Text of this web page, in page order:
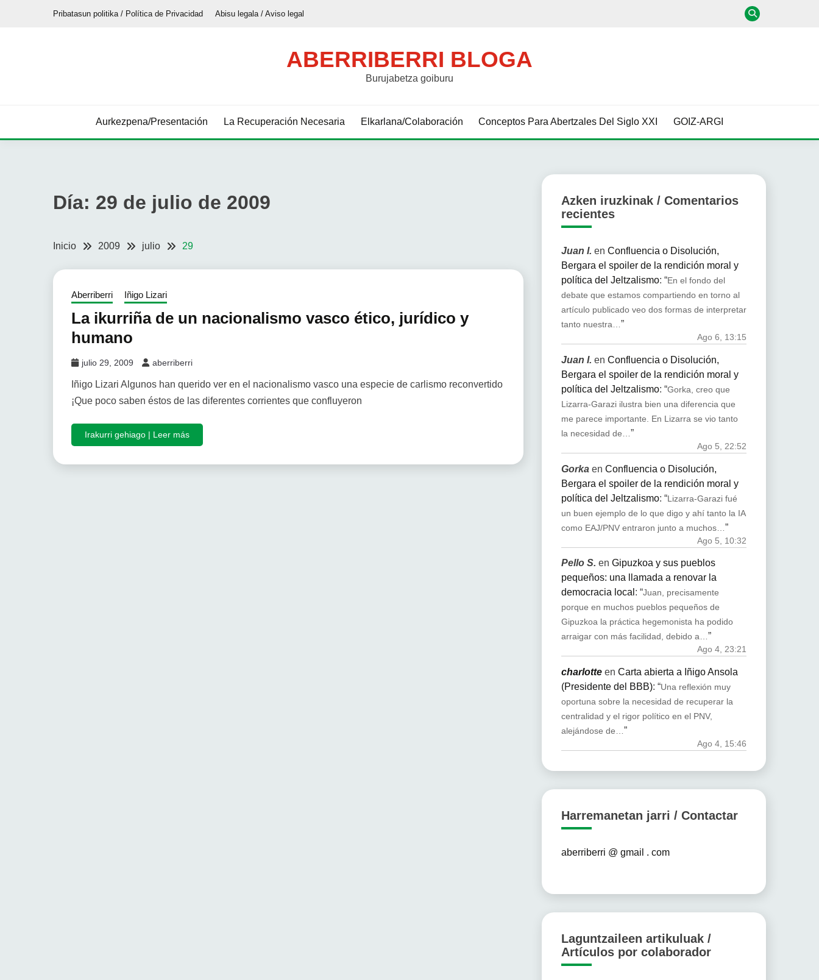
Pribatasun politika / Política de Privacidad Abisu legala / Aviso legal
ABERRIBERRI BLOGA
Burujabetza goiburu
Aurkezpena/Presentación La Recuperación Necesaria Elkarlana/Colaboración Conceptos Para Abertzales Del Siglo XXI GOIZ-ARGI
Día: 29 de julio de 2009
Inicio 2009 julio 29
Aberriberri Iñigo Lizari
La ikurriña de un nacionalismo vasco ético, jurídico y
humano
julio 29, 2009 aberriberri
Iñigo Lizari Algunos han querido ver en el nacionalismo vasco una especie de carlismo reconvertido
¡Que poco saben éstos de las diferentes corrientes que confluyeron
Irakurri gehiago | Leer más
Azken iruzkinak / Comentarios
recientes
Juan I. en Confluencia o Disolución,
Bergara el spoiler de la rendición moral y
política del Jeltzalismo: “En el fondo del
debate que estamos compartiendo en torno al
artículo publicado veo dos formas de interpretar
tanto nuestra…”
Ago 6, 13:15
Juan I. en Confluencia o Disolución,
Bergara el spoiler de la rendición moral y
política del Jeltzalismo: “Gorka, creo que
Lizarra-Garazi ilustra bien una diferencia que
me parece importante. En Lizarra se vio tanto
la necesidad de… ”
Ago 5, 22:52
Gorkaen Confluencia o Disolución,
Bergara el spoiler de la rendición moral y
política del Jeltzalismo: “Lizarra-Garazi fué
un buen ejemplo de lo que digo y ahí tanto la IA
como EAJ/PNV entraron junto a muchos… ”
Ago 5, 10:32
Pello S. en Gipuzkoa y sus pueblos
pequeños: una llamada a renovar la
democracia local : “Juan, precisamente
porque en muchos pueblos pequeños de
Gipuzkoa la práctica hegemonista ha podido
arraigar con más facilidad, debido a…”
Ago 4, 23:21
charlotteen Carta abierta a Iñigo Ansola
(Presidente del BBB): “Una reflexión muy
oportuna sobre la necesidad de recuperar la
centralidad y el rigor político en el PNV,
alejándose de…”
Ago 4, 15:46
Harremanetan jarri / Contactar
aberriberri @ gmail . com
Laguntzaileen artikuluak /
Artículos por colaborador